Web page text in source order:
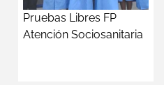
Pruebas Libres FP
Atención Sociosanitaria